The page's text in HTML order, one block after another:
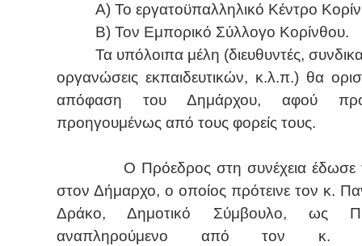
Α) Το εργατοϋπαλληλικό Κέντρο
Β) Τον Εμπορικό Σύλλογο Κορίνθου.
Τα υπόλοιπα μέλη (διευθυντές,
οργανώσεις εκπαιδευτικών, κ.λ.π.) θα
απόφαση του Δημάρχου, αφού
προηγουμένως από τους φορείς τους.
Ο Πρόεδρος στη συνέχεια έδωσε
στον Δήμαρχο, ο οποίος πρότεινε τον κ.
Δράκο, Δημοτικό Σύμβουλο, ως
αναπληρούμενο από τον κ.